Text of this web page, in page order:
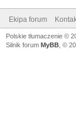
Ekipa forum
Polskie tłumaczenie ©
Silnik forum MyBB , ©